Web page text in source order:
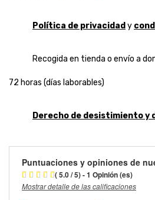
Política de privacidad y
Recogida en tienda o envío a
72 horas (días laborables)
Derecho de desistimiento y
Puntuaciones y opiniones de
( 5.0 / 5) - 1 Opinión (es)
Mostrar detalle de las calificaciones